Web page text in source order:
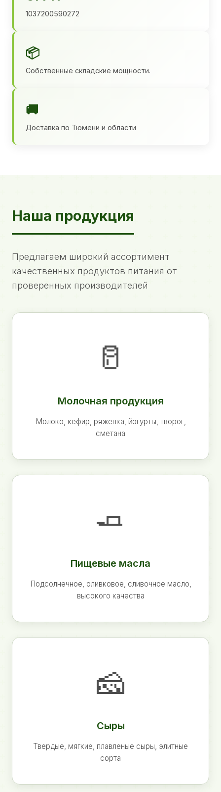
1037200590272
📦
Собственные складские мощности.
🚚
Доставка по Тюмени и области
Наша продукция
Предлагаем широкий ассортимент
качественных продуктов питания от
проверенных производителей
🥛
Молочная продукция
Молоко, кефир, ряженка, йогурты, творог,
сметана
🧈
Пищевые масла
Подсолнечное, оливковое, сливочное масло,
высокого качества
🧀
Сыры
Твердые, мягкие, плавленые сыры, элитные
сорта